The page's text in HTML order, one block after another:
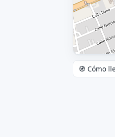
🧭 Cómo